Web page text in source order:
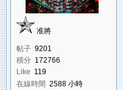
准將
帖子 9201
積分 172766
Like 119
在線時間 2588 小時